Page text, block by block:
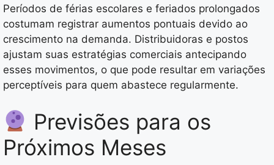
Períodos de férias escolares e feriados prolongados
costumam registrar aumentos pontuais devido ao
crescimento na demanda. Distribuidoras e postos
ajustam suas estratégias comerciais antecipando
esses movimentos, o que pode resultar em variações
perceptíveis para quem abastece regularmente.
Previsões para os
Próximos Meses